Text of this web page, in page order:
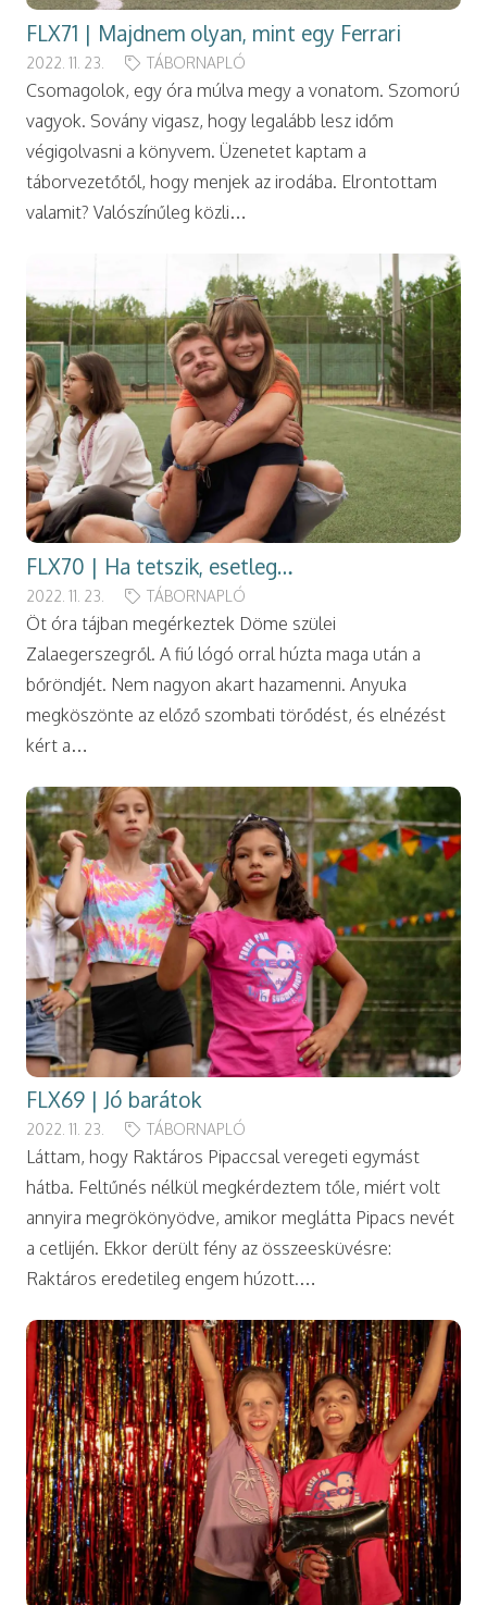
FLX71 | Majdnem olyan, mint egy Ferrari
2022. 11. 23. TÁBORNAPLÓ
Csomagolok, egy óra múlva megy a vonatom. Szomorú
vagyok. Sovány vigasz, hogy legalább lesz időm
végigolvasni a könyvem. Üzenetet kaptam a
táborvezetőtől, hogy menjek az irodába. Elrontottam
valamit? Valószínűleg közli…
FLX70 | Ha tetszik, esetleg…
2022. 11. 23. TÁBORNAPLÓ
Öt óra tájban megérkeztek Döme szülei
Zalaegerszegről. A fiú lógó orral húzta maga után a
bőröndjét. Nem nagyon akart hazamenni. Anyuka
megköszönte az előző szombati törődést, és elnézést
kért a…
FLX69 | Jó barátok
2022. 11. 23. TÁBORNAPLÓ
Láttam, hogy Raktáros Pipaccsal veregeti egymást
hátba. Feltűnés nélkül megkérdeztem tőle, miért volt
annyira megrökönyödve, amikor meglátta Pipacs nevét
a cetlijén. Ekkor derült fény az összeesküvésre:
Raktáros eredetileg engem húzott.…